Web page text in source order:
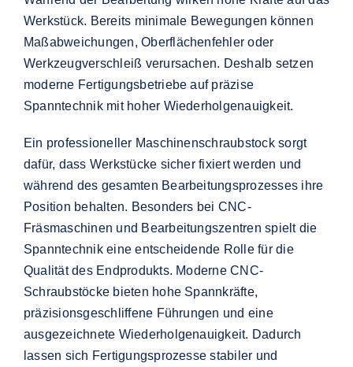
Werkstück. Bereits minimale Bewegungen können
Maßabweichungen, Oberflächenfehler oder
Werkzeugverschleiß verursachen. Deshalb setzen
moderne Fertigungsbetriebe auf präzise
Spanntechnik mit hoher Wiederholgenauigkeit.
Ein professioneller Maschinenschraubstock sorgt
dafür, dass Werkstücke sicher fixiert werden und
während des gesamten Bearbeitungsprozesses ihre
Position behalten. Besonders bei CNC-
Fräsmaschinen und Bearbeitungszentren spielt die
Spanntechnik eine entscheidende Rolle für die
Qualität des Endprodukts. Moderne CNC-
Schraubstöcke bieten hohe Spannkräfte,
präzisionsgeschliffene Führungen und eine
ausgezeichnete Wiederholgenauigkeit. Dadurch
lassen sich Fertigungsprozesse stabiler und